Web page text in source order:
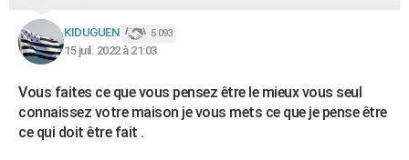
KIDUGUEN 5 093
15 juil. 2022 à 21:03
Vous faites ce que vous pensez être le mieux vous seul
connaissez votre maison je vous mets ce que je pense être
ce qui doit être fait .